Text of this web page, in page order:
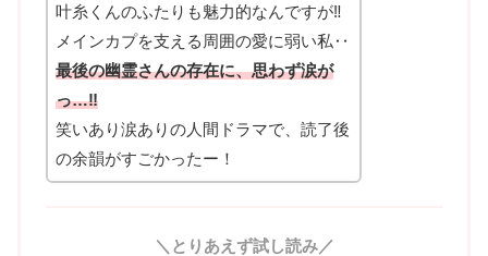
叶糸くんのふたりも魅力的なんですが‼
メインカプを支える周囲の愛に弱い私‥
最後の幽霊さんの存在に、思わず涙が
っ…‼
笑いあり涙ありの人間ドラマで、読了後
の余韻がすごかったー！
＼とりあえず試し読み／